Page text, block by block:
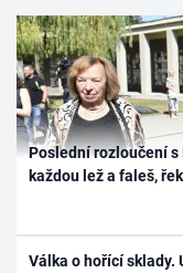
Poslední rozloučení
každou lež a faleš,
Válka o hořící sklady.